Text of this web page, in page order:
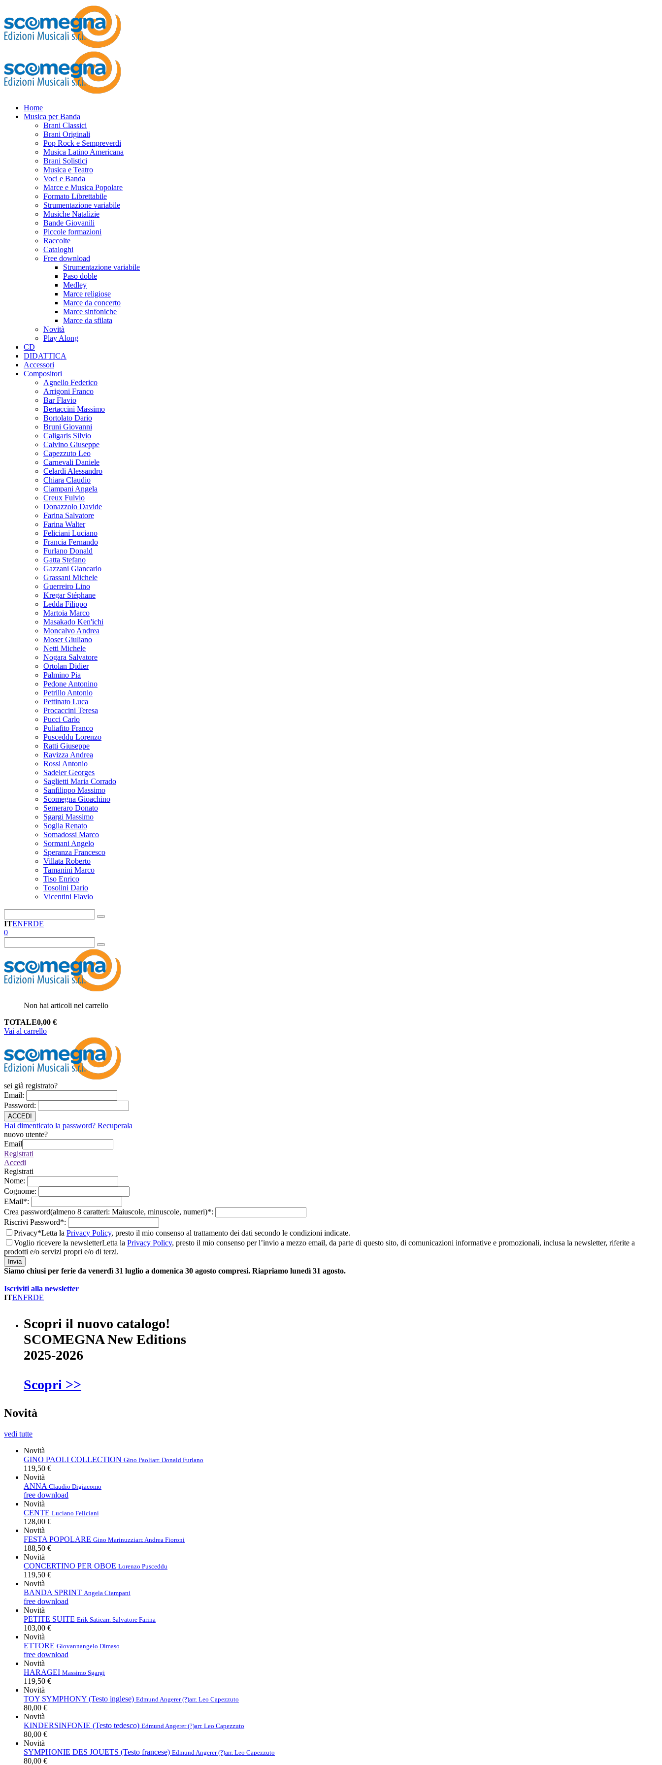
Home
Musica per Banda
Brani Classici
Brani Originali
Pop Rock e Sempreverdi
Musica Latino Americana
Brani Solistici
Musica e Teatro
Voci e Banda
Marce e Musica Popolare
Formato Librettabile
Strumentazione variabile
Musiche Natalizie
Bande Giovanili
Piccole formazioni
Raccolte
Cataloghi
Free download
Strumentazione variabile
Paso doble
Medley
Marce religiose
Marce da concerto
Marce sinfoniche
Marce da sfilata
Novità
Play Along
CD
DIDATTICA
Accessori
Compositori
Agnello Federico
Arrigoni Franco
Bar Flavio
Bertaccini Massimo
Bortolato Dario
Bruni Giovanni
Caligaris Silvio
Calvino Giuseppe
Capezzuto Leo
Carnevali Daniele
Celardi Alessandro
Chiara Claudio
Ciampani Angela
Creux Fulvio
Donazzolo Davide
Farina Salvatore
Farina Walter
Feliciani Luciano
Francia Fernando
Furlano Donald
Gatta Stefano
Gazzani Giancarlo
Grassani Michele
Guerreiro Lino
Kregar Stéphane
Ledda Filippo
Martoia Marco
Masakado Ken'ichi
Moncalvo Andrea
Moser Giuliano
Netti Michele
Nogara Salvatore
Ortolan Didier
Palmino Pia
Pedone Antonino
Petrillo Antonio
Pettinato Luca
Procaccini Teresa
Pucci Carlo
Puliafito Franco
Pusceddu Lorenzo
Ratti Giuseppe
Ravizza Andrea
Rossi Antonio
Sadeler Georges
Saglietti Maria Corrado
Sanfilippo Massimo
Scomegna Gioachino
Semeraro Donato
Sgargi Massimo
Soglia Renato
Somadossi Marco
Sormani Angelo
Speranza Francesco
Villata Roberto
Tamanini Marco
Tiso Enrico
Tosolini Dario
Vicentini Flavio
ITENFRDE
0
Non hai articoli nel carrello
TOTALE0,00 €
Vai al carrello
sei già registrato?
Email:
Password:
ACCEDI
Hai dimenticato la password? Recuperala
nuovo utente?
Email
Registrati
Accedi
Registrati
Nome:
Cognome:
EMail*:
Crea password(almeno 8 caratteri: Maiuscole, minuscole, numeri)*:
Riscrivi Password*:
Privacy*Letta la Privacy Policy, presto il mio consenso al trattamento dei dati secondo le condizioni indicate.
Voglio ricevere la newsletterLetta la Privacy Policy, presto il mio consenso per l’invio a mezzo email, da parte di questo sito, di comunicazioni informative e promozionali, inclusa la newsletter, riferite a
prodotti e/o servizi propri e/o di terzi.
Invia
Siamo chiusi per ferie da venerdì 31 luglio a domenica 30 agosto compresi. Riapriamo lunedì 31 agosto.
Iscriviti alla newsletter
ITENFRDE
Scopri il nuovo catalogo!
SCOMEGNA New Editions
2025-2026
Scopri >>
Novità
vedi tutte
Novità
GINO PAOLI COLLECTION Gino Paoliarr. Donald Furlano
119,50 €
Novità
ANNA Claudio Digiacomo
free download
Novità
CENTE Luciano Feliciani
128,00 €
Novità
FESTA POPOLARE Gino Marinuzziarr. Andrea Fioroni
188,50 €
Novità
CONCERTINO PER OBOE Lorenzo Pusceddu
119,50 €
Novità
BANDA SPRINT Angela Ciampani
free download
Novità
PETITE SUITE Erik Satiearr. Salvatore Farina
103,00 €
Novità
ETTORE Giovannangelo Dimaso
free download
Novità
HARAGEI Massimo Sgargi
119,50 €
Novità
TOY SYMPHONY (Testo inglese) Edmund Angerer (?)arr. Leo Capezzuto
80,00 €
Novità
KINDERSINFONIE (Testo tedesco) Edmund Angerer (?)arr. Leo Capezzuto
80,00 €
Novità
SYMPHONIE DES JOUETS (Testo francese) Edmund Angerer (?)arr. Leo Capezzuto
80,00 €